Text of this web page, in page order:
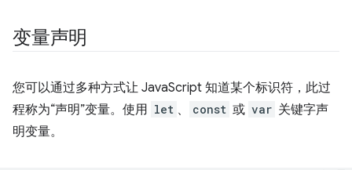
变量声明
您可以通过多种方式让 JavaScript 知道某个标识符，此过
程称为“声明”变量。使用 let 、 const 或 var 关键字声
明变量。